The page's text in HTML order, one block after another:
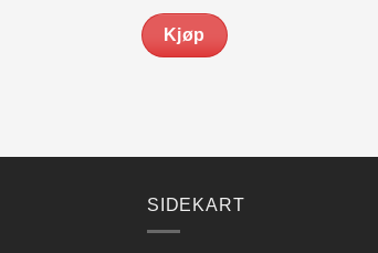
var:
kr 789.00.
Kjøp
SIDEKART